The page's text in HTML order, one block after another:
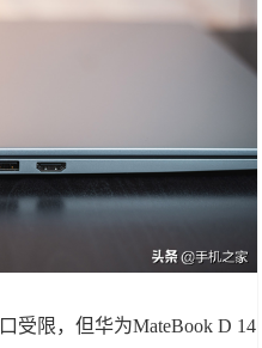
受限，但华为MateBook D 14